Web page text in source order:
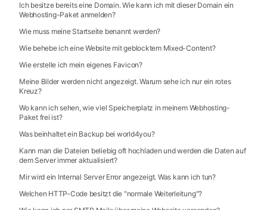
Ich besitze bereits eine Domain. Wie kann ich mit dieser Domain ein
Webhosting-Paket anmelden?
Wie muss meine Startseite benannt werden?
Wie behebe ich eine Website mit geblocktem Mixed-Content?
Wie erstelle ich mein eigenes Favicon?
Meine Bilder werden nicht angezeigt. Warum sehe ich nur ein rotes
Kreuz?
Wo kann ich sehen, wie viel Speicherplatz in meinem Webhosting-
Paket frei ist?
Was beinhaltet ein Backup bei world4you?
Kann man die Dateien beliebig oft hochladen und werden die Daten auf
dem Server immer aktualisiert?
Mir wird ein Internal Server Error angezeigt. Was kann ich tun?
Welchen HTTP-Code besitzt die "normale Weiterleitung"?